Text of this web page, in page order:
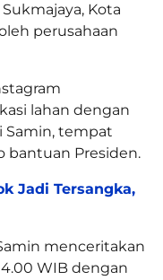
Kota
perusahaan
lahan dengan
Samin, tempat
bantuan Presiden.
Jadi Tersangka,
menceritakan
WIB dengan